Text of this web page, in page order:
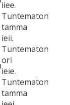
iiee.
Tuntematon
tamma
ieii.
Tuntematon
ori
ieie.
Tuntematon
tamma